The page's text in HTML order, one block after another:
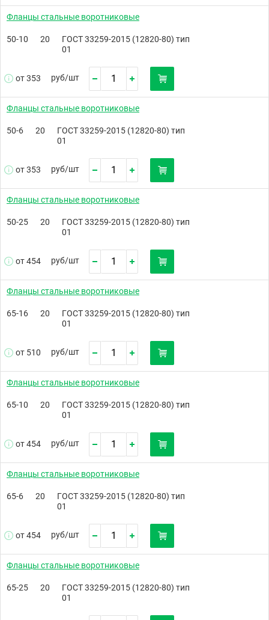
Фланцы стальные воротниковые
50-10 20
ГОСТ 33259-2015 (12820-80) тип
01
от 353 руб/шт
Фланцы стальные воротниковые
50-6 20
ГОСТ 33259-2015 (12820-80) тип
01
от 353 руб/шт
Фланцы стальные воротниковые
50-25 20
ГОСТ 33259-2015 (12820-80) тип
01
от 454 руб/шт
Фланцы стальные воротниковые
65-16 20
ГОСТ 33259-2015 (12820-80) тип
01
от 510 руб/шт
Фланцы стальные воротниковые
65-10 20
ГОСТ 33259-2015 (12820-80) тип
01
от 454 руб/шт
Фланцы стальные воротниковые
65-6 20
ГОСТ 33259-2015 (12820-80) тип
01
от 454 руб/шт
Фланцы стальные воротниковые
65-25 20
ГОСТ 33259-2015 (12820-80) тип
01